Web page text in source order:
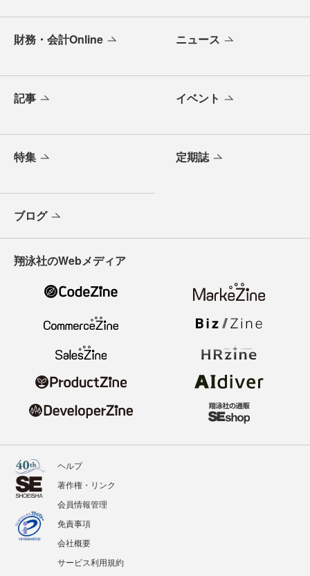
財務・会計Online ニュース
記事 イベント
特集 定期誌
ブログ
翔泳社のWebメディア
ヘルプ
著作権・リンク
会員情報管理
免責事項
会社概要
サービス利用規約